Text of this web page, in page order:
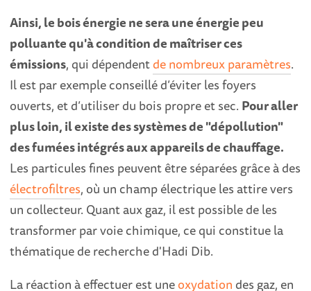
Ainsi, le bois énergie ne sera une énergie peu
polluante qu'à condition de maîtriser ces
émissions, qui dépendentde nombreux paramètres.
Il est par exemple conseillé d’éviter les foyers
ouverts, et d’utiliser du bois propre et sec. Pour aller
plus loin, il existe des systèmes de "dépollution"
des fumées intégrés aux appareils de chauffage.
Les particules fines peuvent être séparées grâce à des
électrofiltres, où un champ électrique les attire vers
un collecteur. Quant aux gaz, il est possible de les
transformer par voie chimique, ce qui constitue la
thématique de recherche d'Hadi Dib.
La réaction à effectuer est uneoxydation des gaz, en